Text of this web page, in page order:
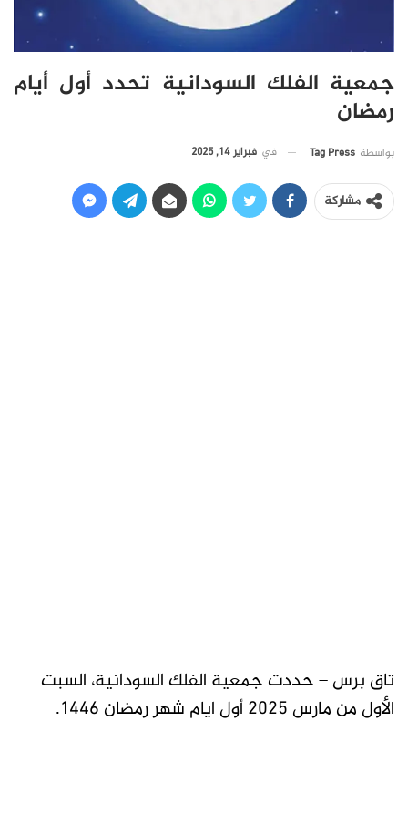
جمعية الفلك السودانية تحدد أول أيام
رمضان
بواسطة Tag Press في فبراير 14, 2025
مشاركة
تاق برس – حددت جمعية الفلك السودانية، السبت
الأول من مارس 2025 أول ايام شهر رمضان 1446.